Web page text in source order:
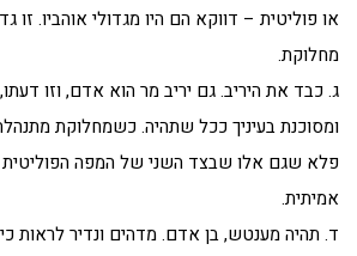
או פוליטית – דווקא הם היו מגדולי אוהביו.
מחלוקת.
ג. כבד את היריב. גם יריב מר הוא אדם, וזו
ומסוכנת בעיניך ככל שתהיה. כשמחלוקת
פלא שגם אלו שבצד השני של המפה
אמיתית.
ד. תהיה מענטש, בן אדם. מדהים ונדיר לראות